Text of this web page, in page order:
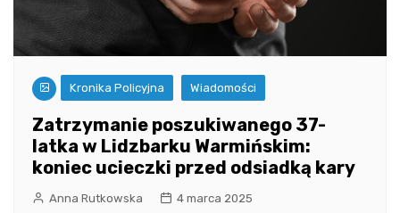
Kronika Policyjna Wiadomości
Zatrzymanie poszukiwanego 37-
latka w Lidzbarku Warmińskim:
koniec ucieczki przed odsiadką kary
Anna Rutkowska 4 marca 2025